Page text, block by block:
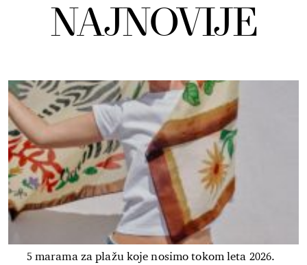
NAJNOVIJE
5 marama za plažu koje nosimo tokom leta 2026.